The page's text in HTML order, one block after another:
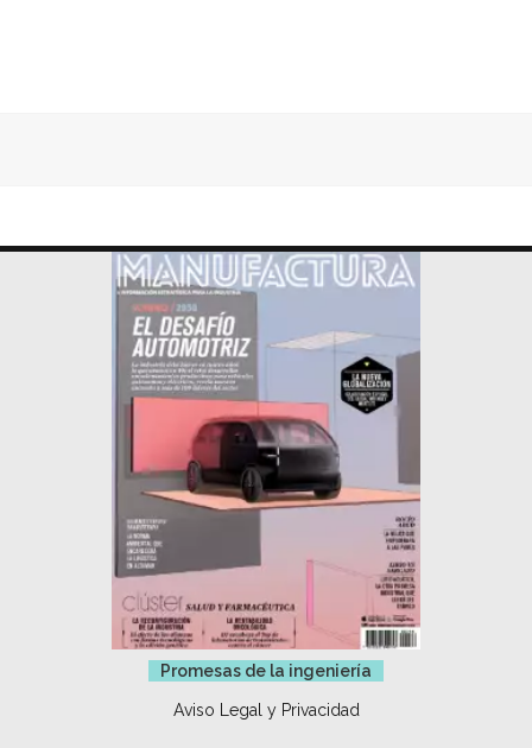
Promesas de la ingeniería
Aviso Legal y Privacidad